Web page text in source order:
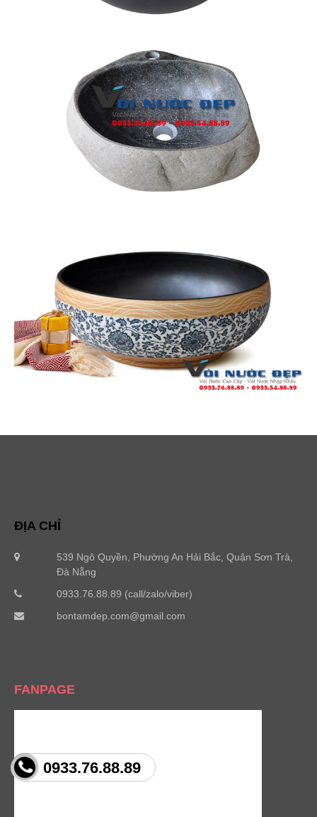
0933.76.88.89
ĐỊA CHỈ
539 Ngô Quyền, Phường An Hải Bắc, Quận Sơn Trà,
Đà Nẵng
0933.76.88.89 (call/zalo/viber)
bontamdep.com@gmail.com
FANPAGE